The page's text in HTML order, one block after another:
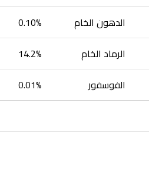
الدهون الخام
0.10%
الرماد الخام
14.2%
الفوسفور
0.01%